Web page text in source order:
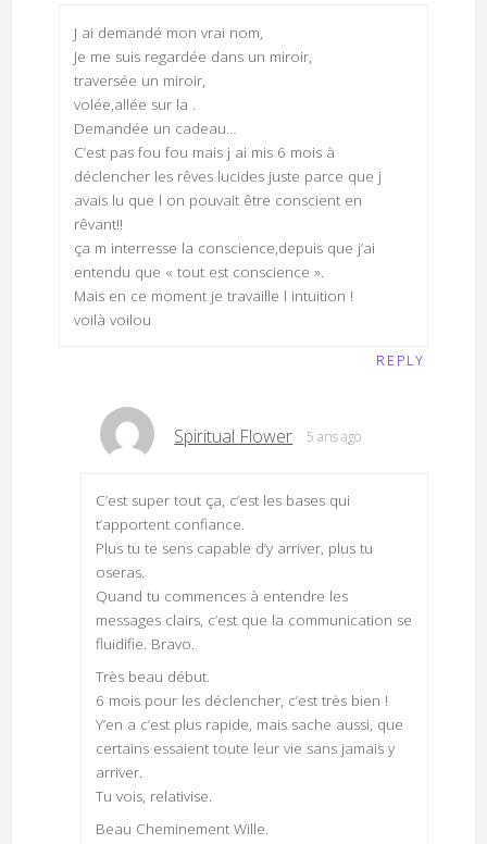
J ai demandé mon vrai nom,
Je me suis regardée dans un miroir,
traversée un miroir,
volée,allée sur la .
Demandée un cadeau…
C’est pas fou fou mais j ai mis 6 mois à
déclencher les rêves lucides juste parce que j
avais lu que l on pouvait être conscient en
rêvant!!
ça m interresse la conscience,depuis que j’ai
entendu que « tout est conscience ».
Mais en ce moment je travaille l intuition !
voilà voilou
REPLY
Spiritual Flower 5 ans ago
C’est super tout ça, c’est les bases qui
t’apportent confiance.
Plus tu te sens capable d’y arriver, plus tu
oseras.
Quand tu commences à entendre les
messages clairs, c’est que la communication se
fluidifie. Bravo.
Très beau début.
6 mois pour les déclencher, c’est très bien !
Y’en a c’est plus rapide, mais sache aussi, que
certains essaient toute leur vie sans jamais y
arriver.
Tu vois, relativise.
Beau Cheminement Wille.